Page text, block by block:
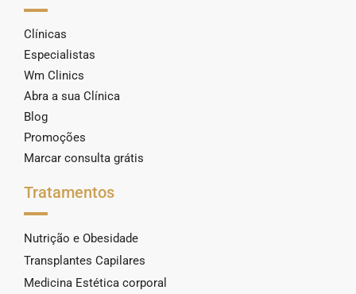
Clínicas
Especialistas
Wm Clinics
Abra a sua Clínica
Blog
Promoções
Marcar consulta grátis
Tratamentos
Nutrição e Obesidade
Transplantes Capilares
Medicina Estética corporal